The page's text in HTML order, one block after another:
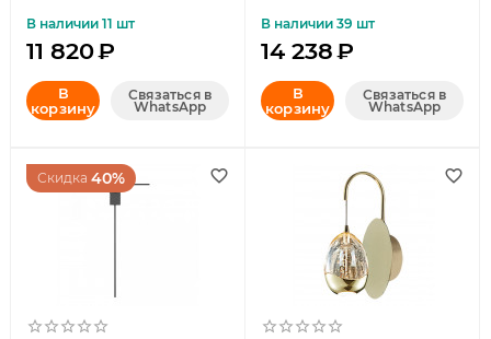
В наличии 11 шт
11 820₽
В
корзину
Связаться в
WhatsApp
В наличии 39 шт
14 238₽
В
корзину
Связаться в
WhatsApp
Скидка 40%